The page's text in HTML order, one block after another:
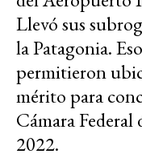
Llevó sus
la Patagonia.
permitieron
mérito para
Cámara Federal
2022.